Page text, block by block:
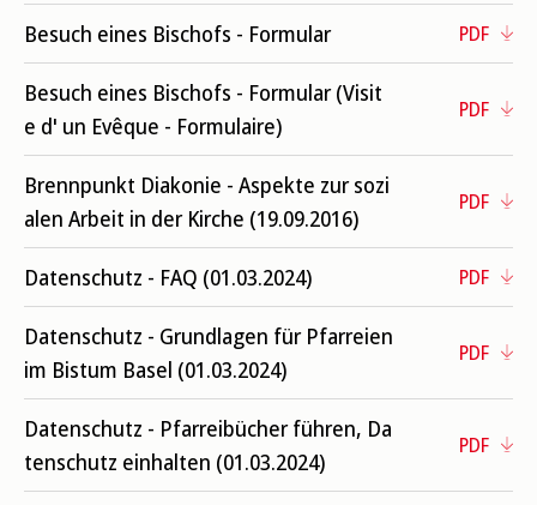
Besuch eines Bischofs - Formular PDF
Besuch eines Bischofs - Formular (Visit
e d' un Evêque - Formulaire)
PDF
Brennpunkt Diakonie - Aspekte zur sozi
alen Arbeit in der Kirche (19.09.2016)
PDF
Datenschutz - FAQ (01.03.2024) PDF
Datenschutz - Grundlagen für Pfarreien
im Bistum Basel (01.03.2024)
PDF
Datenschutz - Pfarreibücher führen, Da
tenschutz einhalten (01.03.2024)
PDF